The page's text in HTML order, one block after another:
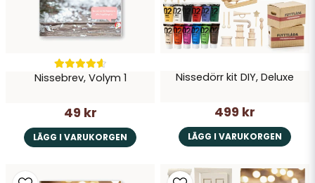
Skicka fråga
Nissebrev, Volym 1
49 kr
LÄGG I VARUKORGEN
Nissedörr kit DIY, Deluxe
499 kr
LÄGG I VARUKORGEN